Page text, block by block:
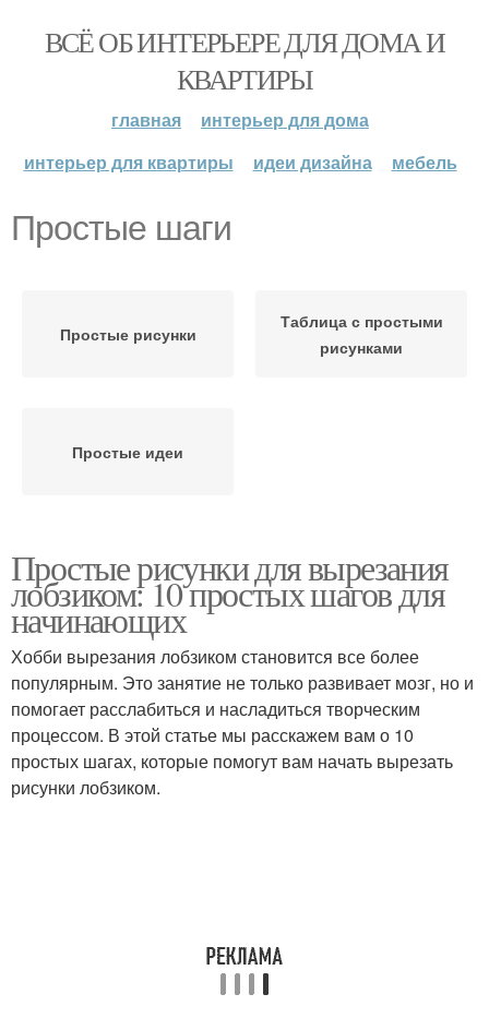
ВСЁ ОБ ИНТЕРЬЕРЕ ДЛЯ ДОМА И
КВАРТИРЫ
главная
интерьер для дома
интерьер для квартиры
идеи дизайна мебель
Простые шаги
Простые рисунки
Таблица с простыми
рисунками
Простые идеи
Простые рисунки для вырезания
лобзиком: 10 простых шагов для
начинающих
Хобби вырезания лобзиком становится все более
популярным. Это занятие не только развивает мозг, но и
помогает расслабиться и насладиться творческим
процессом. В этой статье мы расскажем вам о 10
простых шагах, которые помогут вам начать вырезать
рисунки лобзиком.